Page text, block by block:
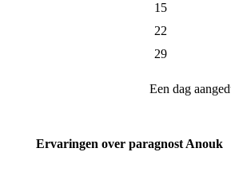
15
22
29
Een dag
Ervaringen over paragnost Anouk